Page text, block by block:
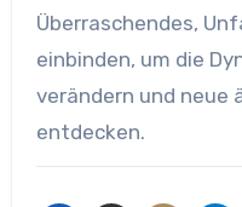
Überraschendes,
einbinden, um die
verändern und neue
entdecken.